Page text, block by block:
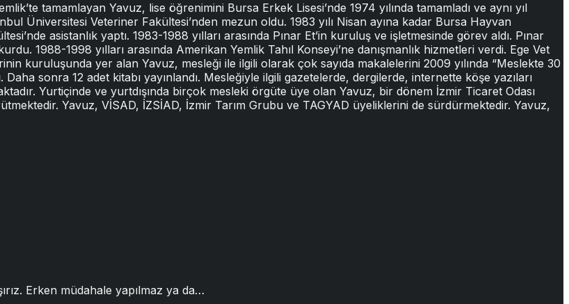
tamamlayan Yavuz, lise öğrenimini Bursa Erkek Lisesi’nde 1974 yılında tamamladı ve aynı yıl
Üniversitesi Veteriner Fakültesi’nden mezun oldu. 1983 yılı Nisan ayına kadar Bursa Hayvan
asistanlık yaptı. 1983-1988 yılları arasında Pınar Et’in kuruluş ve işletmesinde görev aldı. Pınar
kurdu. 1988-1998 yılları arasında Amerikan Yemlik Tahıl Konseyi’ne danışmanlık hizmetleri verdi. Ege Vet
kuruluşunda yer alan Yavuz, mesleği ile ilgili olarak çok sayıda makalelerini 2009 yılında “Meslekte 30
Daha sonra 12 adet kitabı yayınlandı. Mesleğiyle ilgili gazetelerde, dergilerde, internette köşe yazıları
Yurtiçinde ve yurtdışında birçok mesleki örgüte üye olan Yavuz, bir dönem İzmir Ticaret Odası
Yavuz, VİSAD, İZSİAD, İzmir Tarım Grubu ve TAGYAD üyeliklerini de sürdürmektedir. Yavuz,
Erken müdahale yapılmaz ya da…